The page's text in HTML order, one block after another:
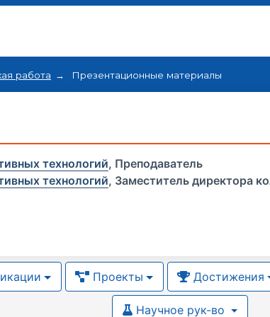
работа Презентационные материалы
технологий, Преподаватель
технологий, Заместитель директора
Проекты Достижения
Научное рук-во